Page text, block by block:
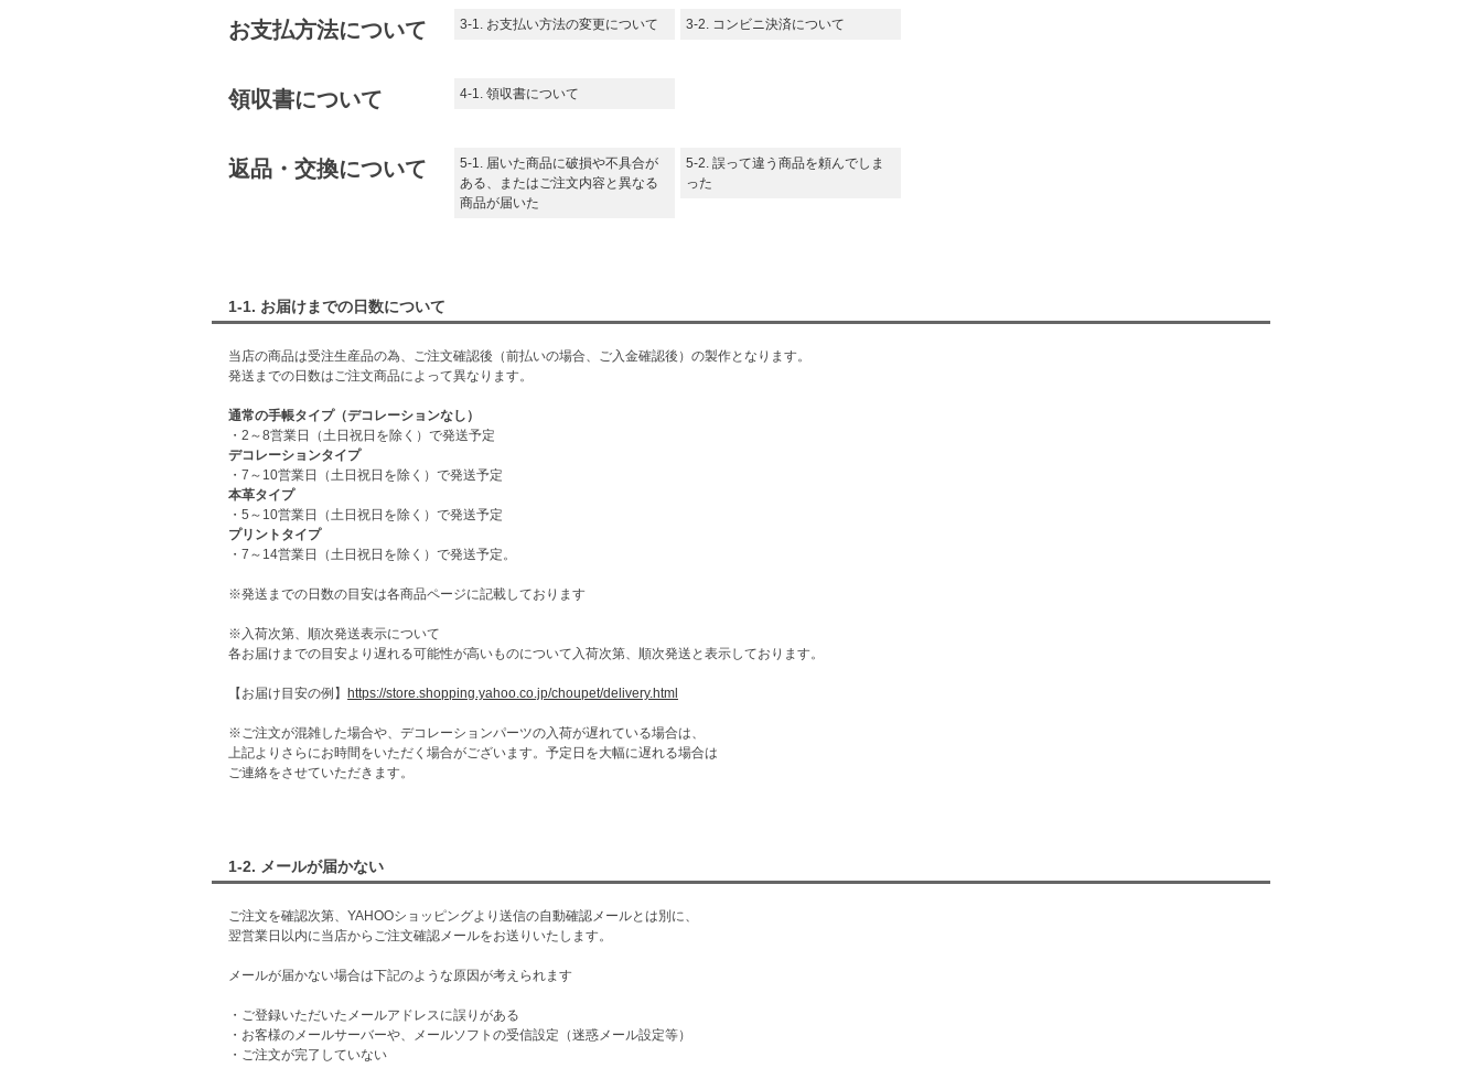
お支払方法について 3-1. お支払い方法の変更について 3-2. コンビニ決済について
領収書について 4-1. 領収書について
返品・交換について
5-1. 届いた商品に破損や不具合が
ある、またはご注文内容と異なる
商品が届いた
5-2. 誤って違う商品を頼んでしま
った
1-1. お届けまでの日数について
当店の商品は受注生産品の為、ご注文確認後（前払いの場合、ご入金確認後）の製作となります。
発送までの日数はご注文商品によって異なります。
通常の手帳タイプ（デコレーションなし）
・2～8営業日（土日祝日を除く）で発送予定
デコレーションタイプ
・7～10営業日（土日祝日を除く）で発送予定
本革タイプ
・5～10営業日（土日祝日を除く）で発送予定
プリントタイプ
・7～14営業日（土日祝日を除く）で発送予定。
※発送までの日数の目安は各商品ページに記載しております
※入荷次第、順次発送表示について
各お届けまでの目安より遅れる可能性が高いものについて入荷次第、順次発送と表示しております。
【お届け目安の例】 https://store.shopping.yahoo.co.jp/choupet/delivery.html
※ご注文が混雑した場合や、デコレーションパーツの入荷が遅れている場合は、
上記よりさらにお時間をいただく場合がございます。予定日を大幅に遅れる場合は
ご連絡をさせていただきます。
1-2. メールが届かない
ご注文を確認次第、YAHOOショッピングより送信の自動確認メールとは別に、
翌営業日以内に当店からご注文確認メールをお送りいたします。
メールが届かない場合は下記のような原因が考えられます
・ご登録いただいたメールアドレスに誤りがある
・お客様のメールサーバーや、メールソフトの受信設定（迷惑メール設定等）
・ご注文が完了していない